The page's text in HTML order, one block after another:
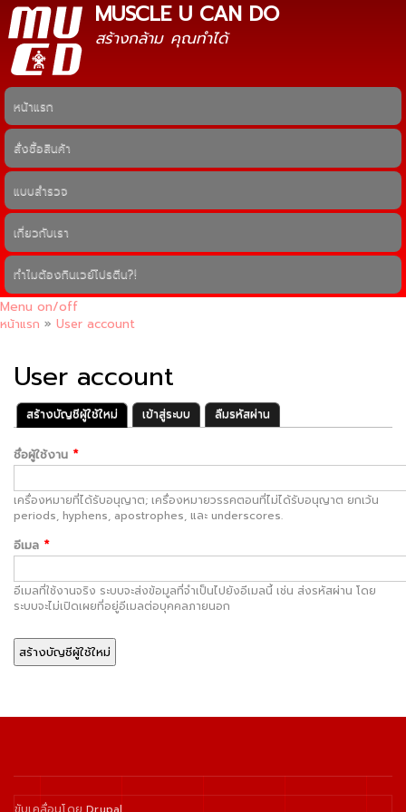
ข้าม
ไปยัง
เนื้อหา
MUSCLE U CAN DO
สร้างกล้าม คุณทำได้
Main menu
หน้าแรก
สั่งซื้อสินค้า
แบบสำรวจ
เกี่ยวกับเรา
ทำไมต้องกินเวย์โปรตีน?!
Menu on/off
หน้าแรก » User account
User account
Primary tabs
สร้างบัญชีผู้ใช้ใหม่ (แท็บปัจจุบัน)
เข้าสู่ระบบ ลืมรหัสผ่าน
ชื่อผู้ใช้งาน *
เครื่องหมายที่ได้รับอนุญาต; เครื่องหมายวรรคตอนที่ไม่ได้รับอนุญาต ยกเว้น
periods, hyphens, apostrophes, และ underscores.
อีเมล *
อีเมลที่ใช้งานจริง ระบบจะส่งข้อมูลที่จำเป็นไปยังอีเมลนี้ เช่น ส่งรหัสผ่าน โดย
ระบบจะไม่เปิดเผยที่อยู่อีเมลต่อบุคคลภายนอก